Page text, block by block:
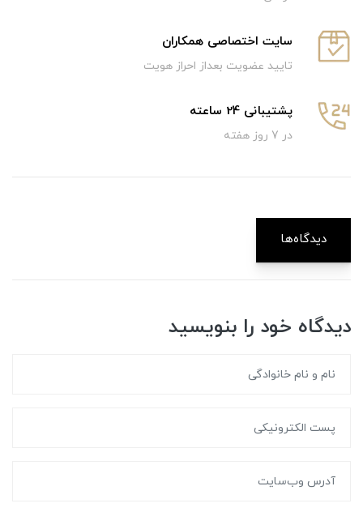
سایت اختصاصی همکاران
تایید عضویت بعداز احراز هویت
پشتیبانی 24 ساعته
در 7 روز هفته
دیدگاه‌ها
دیدگاه خود را بنویسید